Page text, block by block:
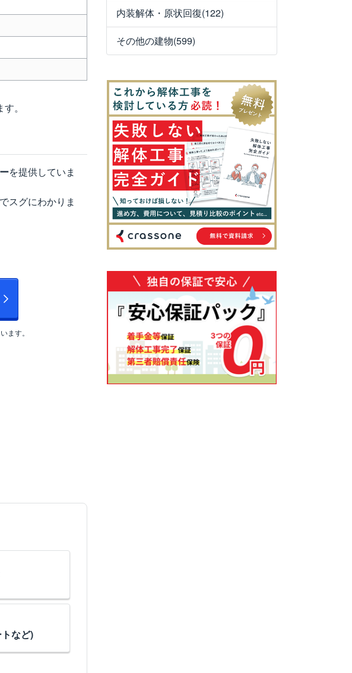
。
を提供していま
スグにわかりま
ます。
など)
内装解体・原状回復(122)
その他の建物(599)